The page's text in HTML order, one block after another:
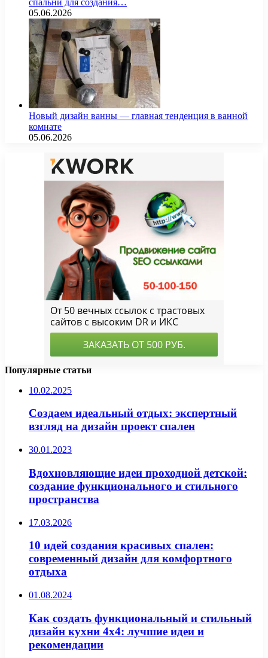
05.06.2026
Новый дизайн ванны — главная тенденция в ванной
комнате
05.06.2026
Популярные статьи
10.02.2025
Создаем идеальный отдых: экспертный
взгляд на дизайн проект спален
30.01.2023
Вдохновляющие идеи проходной детской:
создание функционального и стильного
пространства
17.03.2026
10 идей создания красивых спален:
современный дизайн для комфортного
отдыха
01.08.2024
Как создать функциональный и стильный
дизайн кухни 4х4: лучшие идеи и
рекомендации